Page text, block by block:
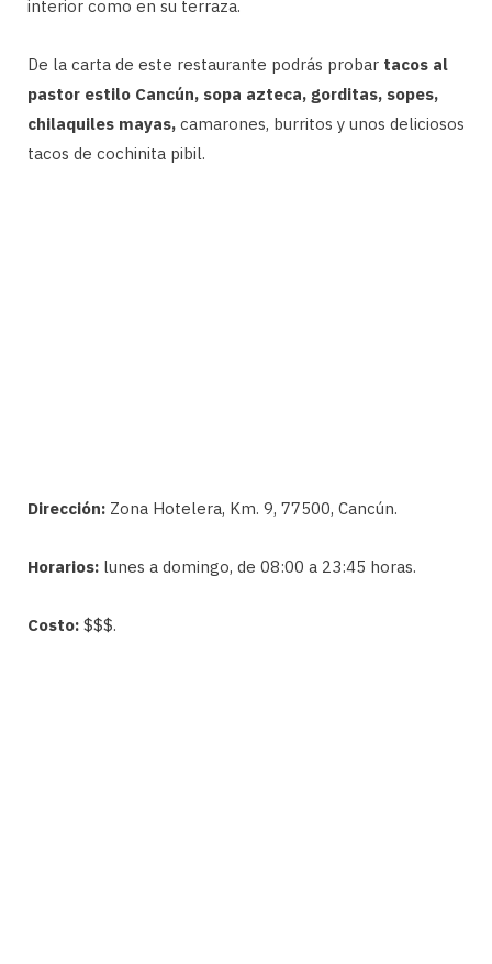
interior como en su terraza.
De la carta de este restaurante podrás probar tacos al
pastor estilo Cancún, sopa azteca, gorditas, sopes,
chilaquiles mayas, camarones, burritos y unos deliciosos
tacos de cochinita pibil.
Dirección: Zona Hotelera, Km. 9, 77500, Cancún.
Horarios: lunes a domingo, de 08:00 a 23:45 horas.
Costo: $$$.